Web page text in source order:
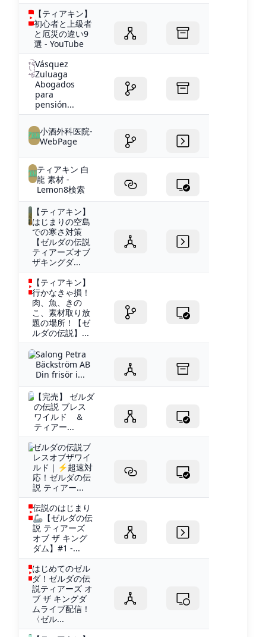
【ティアキン】
初心者と上級者
と厄災の違い9
選 - YouTube
Vásquez
Zuluaga
Abogados
para
pensión...
小酒外科医院-
WebPage
ティアキン 白
龍 素材 -
Lemon8検索
【ティアキン】
はじまりの空島
での寒さ対策
【ゼルダの伝説
ティアーズオブ
ザキングダ...
【ティアキン】
行かなきゃ損！
肉、魚、きの
こ、素材取り放
題の場所！【ゼ
ルダの伝説】...
Salong Petra
Bäckström AB
Din frisör i...
【完売】 ゼルダ
の伝説 ブレス
ワイルド ＆
ティアー...
ゼルダの伝説ブ
レスオブザワイ
ルド｜ ⚡️超速対
応！ゼルダの伝
説 ティアー...
伝説のはじまり
🦾【ゼルダの伝
説 ティアーズ
オブ ザ キング
ダム】#1 -...
はじめてのゼル
ダ！ゼルダの伝
説ティアーズ オ
ブ ザ キングダ
ムライブ配信！
〈ゼル...